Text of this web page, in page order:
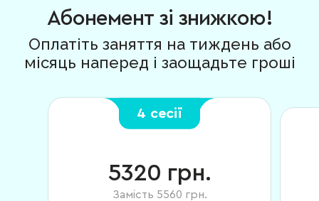
Абонемент зі знижкою!
Оплатіть заняття на тиждень або
місяць наперед і заощадьте гроші
4 сесії
5320 грн.
Замість 5560 грн.